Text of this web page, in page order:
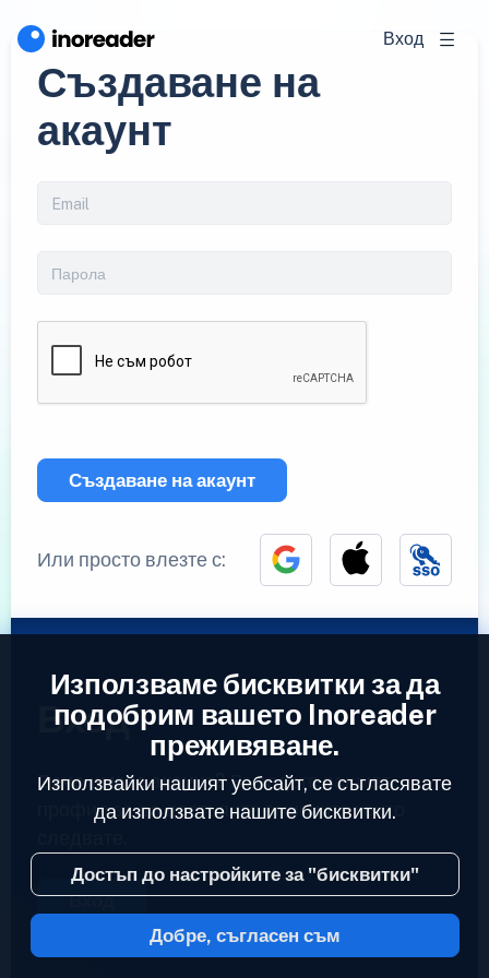
Вход
Създаване на
акаунт
Създаване на акаунт
Или просто влезте с:
Вход
Вече имате акаунт?Въведете вашият
профил за да достъпите емисиите които
Вход
2023 © Inoreader
Използваме бисквитки за да
подобрим вашето Inoreader
преживяване.
Използвайки нашият уебсайт, се съгласявате
да използвате нашите бисквитки.
Достъп до настройките за "бисквитки"
Добре, съгласен съм